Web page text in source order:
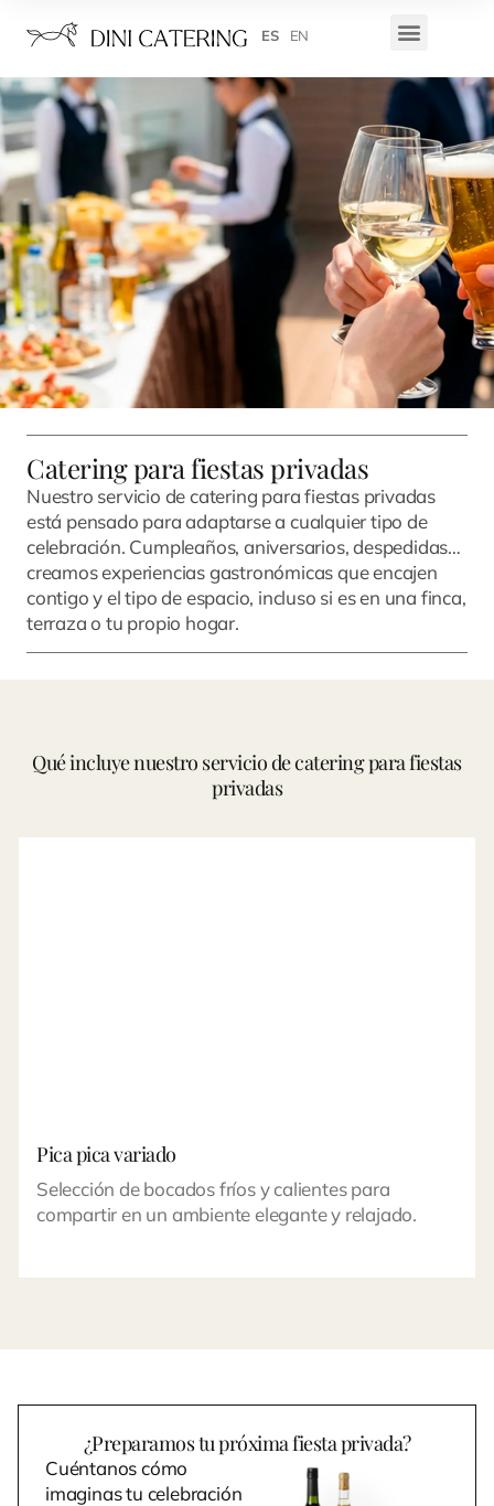
ES EN
Catering para fiestas privadas
Nuestro servicio de catering para fiestas privadas
está pensado para adaptarse a cualquier tipo de
celebración. Cumpleaños, aniversarios, despedidas…
creamos experiencias gastronómicas que encajen
contigo y el tipo de espacio, incluso si es en una finca,
terraza o tu propio hogar.
Qué incluye nuestro servicio de catering para fiestas
privadas
Pica pica variado
Selección de bocados fríos y calientes para
compartir en un ambiente elegante y relajado.
¿Preparamos tu próxima fiesta privada?
Cuéntanos cómo
imaginas tu celebración